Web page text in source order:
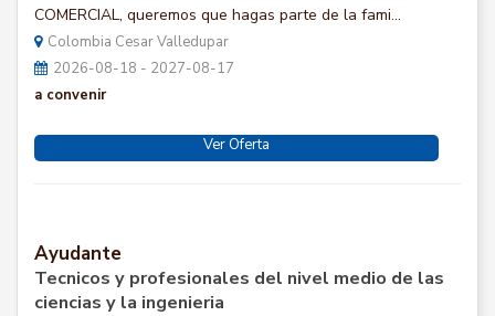
COMERCIAL, queremos que hagas parte de la fami...
Colombia Cesar Valledupar
2026-08-18 - 2027-08-17
a convenir
Ver Oferta
Ayudante
Tecnicos y profesionales del nivel medio de las
ciencias y la ingenieria